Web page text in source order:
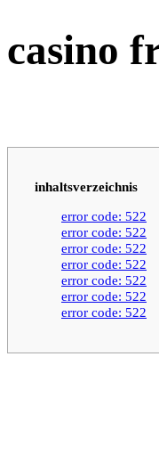
casino
inhaltsverzeichnis
error code: 522
error code: 522
error code: 522
error code: 522
error code: 522
error code: 522
error code: 522